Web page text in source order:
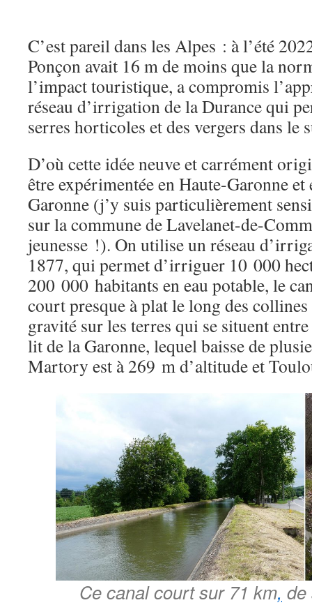
C’est pareil dans les Alpes : à l’été
Ponçon avait 16 m de moins que la
l’impact touristique, a compromis
réseau d’irrigation de la Durance qui
serres horticoles et des vergers dans le
D’où cette idée neuve et carrément
être expérimentée en Haute-Garonne
Garonne (j’y suis particulièrement
sur la commune de Lavelanet-de-
jeunesse !). On utilise un réseau
1877, qui permet d’irriguer 10 000
200 000 habitants en eau potable, le
court presque à plat le long des collines
gravité sur les terres qui se situent
lit de la Garonne, lequel baisse de
Martory est à 269 m d’altitude et
Ce canal court sur 71 km, de